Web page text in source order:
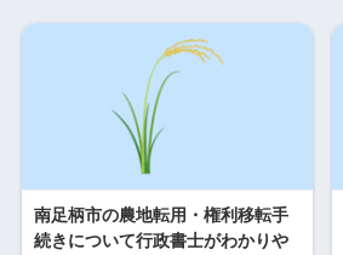
南足柄市の農地転用・権利移転手
続きについて行政書士がわかりや